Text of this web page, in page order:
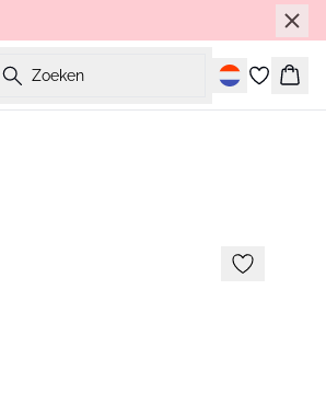
Zoeken